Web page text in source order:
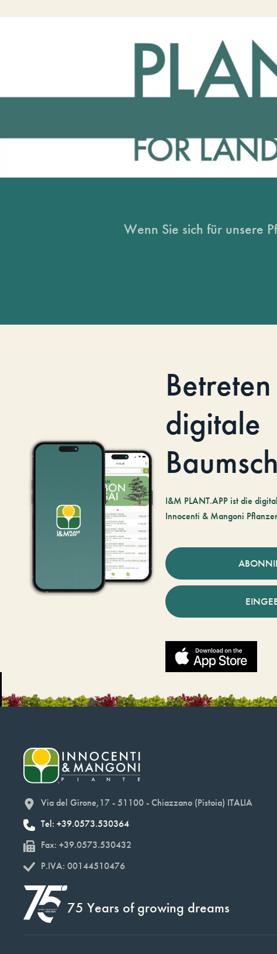
Wenn Sie sich für unsere
digitale
I&M PLANT.APP ist die
Innocenti & Mangoni
Via del Girone,17 - 51100 - Chiazzano (Pistoia) ITALIA
Tel: +39.0573.530364
Fax: +39.0573.530432
P.IVA: 00144510476
75 Years of growing dreams